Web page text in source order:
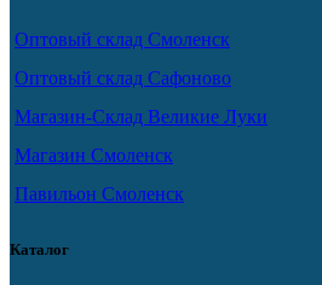
Оптовый склад Смоленск
Оптовый склад Сафоново
Магазин-Склад Великие Луки
Магазин Смоленск
Павильон Смоленск
Каталог